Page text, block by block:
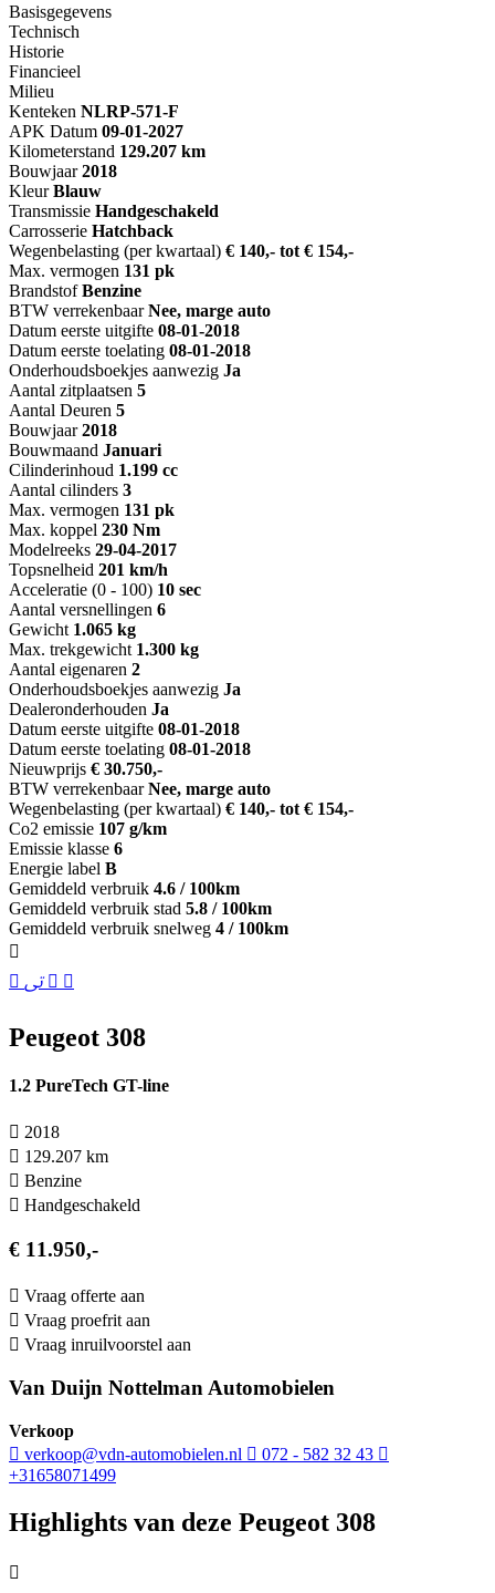
Basisgegevens
Technisch
Historie
Financieel
Milieu
Kenteken NLRP-571-F
APK Datum 09-01-2027
Kilometerstand 129.207 km
Bouwjaar 2018
Kleur Blauw
Transmissie Handgeschakeld
Carrosserie Hatchback
Wegenbelasting (per kwartaal) € 140,- tot € 154,-
Max. vermogen 131 pk
Brandstof Benzine
BTW verrekenbaar Nee, marge auto
Datum eerste uitgifte 08-01-2018
Datum eerste toelating 08-01-2018
Onderhoudsboekjes aanwezig Ja
Aantal zitplaatsen 5
Aantal Deuren 5
Bouwjaar 2018
Bouwmaand Januari
Cilinderinhoud 1.199 cc
Aantal cilinders 3
Max. vermogen 131 pk
Max. koppel 230 Nm
Modelreeks 29-04-2017
Topsnelheid 201 km/h
Acceleratie (0 - 100) 10 sec
Aantal versnellingen 6
Gewicht 1.065 kg
Max. trekgewicht 1.300 kg
Aantal eigenaren 2
Onderhoudsboekjes aanwezig Ja
Dealeronderhouden Ja
Datum eerste uitgifte 08-01-2018
Datum eerste toelating 08-01-2018
Nieuwprijs € 30.750,-
BTW verrekenbaar Nee, marge auto
Wegenbelasting (per kwartaal) € 140,- tot € 154,-
Co2 emissie 107 g/km
Emissie klasse 6
Energie label B
Gemiddeld verbruik 4.6 / 100km
Gemiddeld verbruik stad 5.8 / 100km
Gemiddeld verbruik snelweg 4 / 100km
Peugeot 308
1.2 PureTech GT-line
2018
129.207 km
Benzine
Hand­geschakeld
€ 11.950,-
Vraag offerte aan
Vraag proefrit aan
Vraag inruilvoorstel aan
Van Duijn Nottelman Automobielen
Verkoop
verkoop@vdn-automobielen.nl
072 - 582 32 43
+31658071499
Highlights van deze Peugeot 308